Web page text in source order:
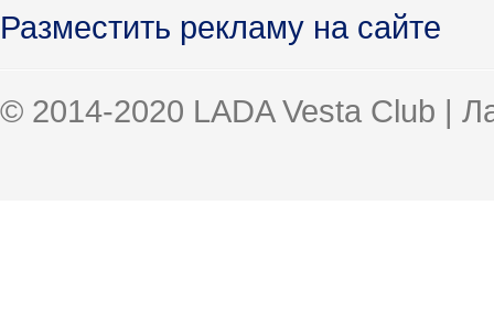
Разместить рекламу на сайте
© 2014-2020 LADA Vesta Club |